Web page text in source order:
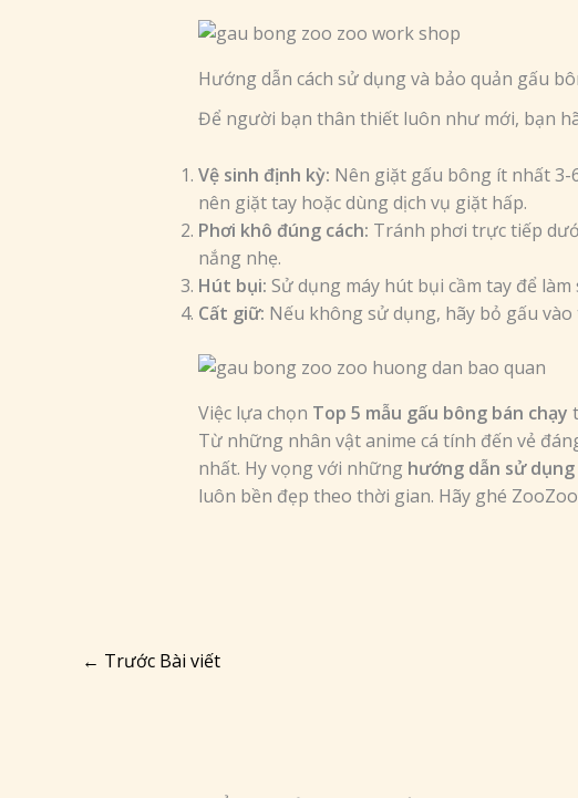
Hướng dẫn cách sử dụng và bảo quản gấu
Để người bạn thân thiết luôn như mới, bạn
Vệ sinh định kỳ: Nên giặt gấu bông ít nhất
nên giặt tay hoặc dùng dịch vụ giặt hấp.
Phơi khô đúng cách: Tránh phơi trực tiếp
nắng nhẹ.
Hút bụi: Sử dụng máy hút bụi cầm tay để
Cất giữ: Nếu không sử dụng, hãy bỏ gấu
Việc lựa chọn Top 5 mẫu gấu bông bán chạy
Từ những nhân vật anime cá tính đến vẻ
nhất. Hy vọng với những hướng dẫn sử
luôn bền đẹp theo thời gian. Hãy ghé
← Trước Bài viết